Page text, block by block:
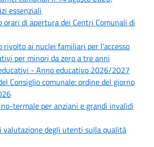
essenziali
orari di apertura dei Centri Comunali di
rivolto ai nuclei familiari per l'accesso
per minori da zero a tre anni
- Anno educativo 2026/2027
Consiglio comunale: ordine del giorno
termale per anziani e grandi invalidi
valutazione degli utenti sulla qualità